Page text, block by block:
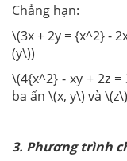
Chẳng hạn:
\(3x + 2y = {x^2} -
(y\))
\(4{x^2} - xy + 2z
ba ẩn \(x, y\) và
3. Phương trình